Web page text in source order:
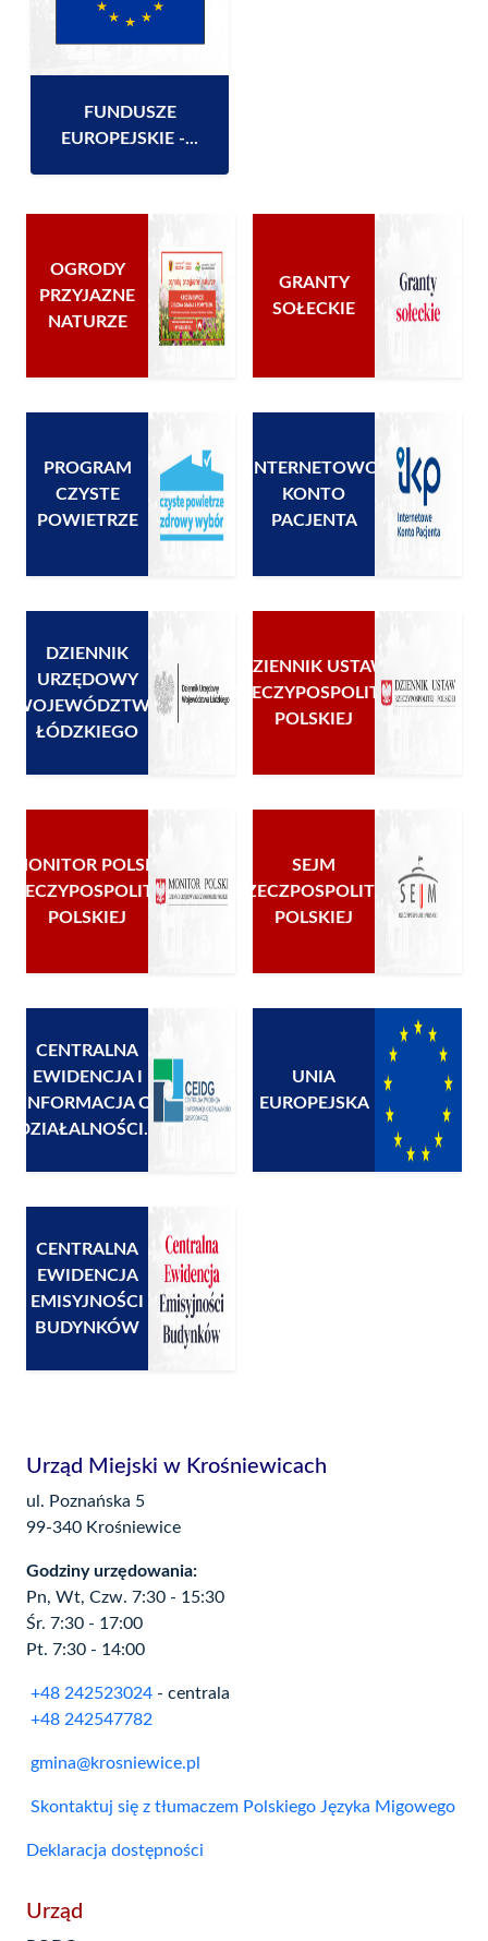
FUNDUSZE
EUROPEJSKIE -...
OGRODY
PRZYJAZNE
NATURZE
GRANTY
SOŁECKIE
PROGRAM
CZYSTE
POWIETRZE
INTERNETOWO
KONTO
PACJENTA
DZIENNIK
URZĘDOWY
WOJEWÓDZTWA
ŁÓDZKIEGO
DZIENNIK USTAW
RZECZYPOSPOLITEJ
POLSKIEJ
MONITOR POLSKI
RZECZYPOSPOLITEJ
POLSKIEJ
SEJM
RZECZPOSPOLITEJ
POLSKIEJ
CENTRALNA
EWIDENCJA I
INFORMACJA O
DZIAŁALNOŚCI...
UNIA
EUROPEJSKA
CENTRALNA
EWIDENCJA
EMISYJNOŚCI
BUDYNKÓW
Urząd Miejski w Krośniewicach
ul. Poznańska 5
99-340 Krośniewice
Godziny urzędowania:
Pn, Wt, Czw. 7:30 - 15:30
Śr. 7:30 - 17:00
Pt. 7:30 - 14:00
+48 242523024 - centrala
+48 242547782
gmina@krosniewice.pl
Skontaktuj się z tłumaczem Polskiego Języka Migowego
Deklaracja dostępności
Urząd